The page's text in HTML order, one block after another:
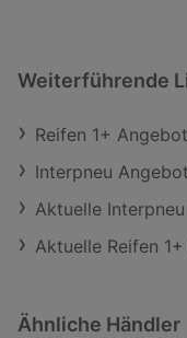
Weiterführende
Reifen 1+
Interpneu
Aktuelle
Aktuelle Reifen
Ähnliche Händler